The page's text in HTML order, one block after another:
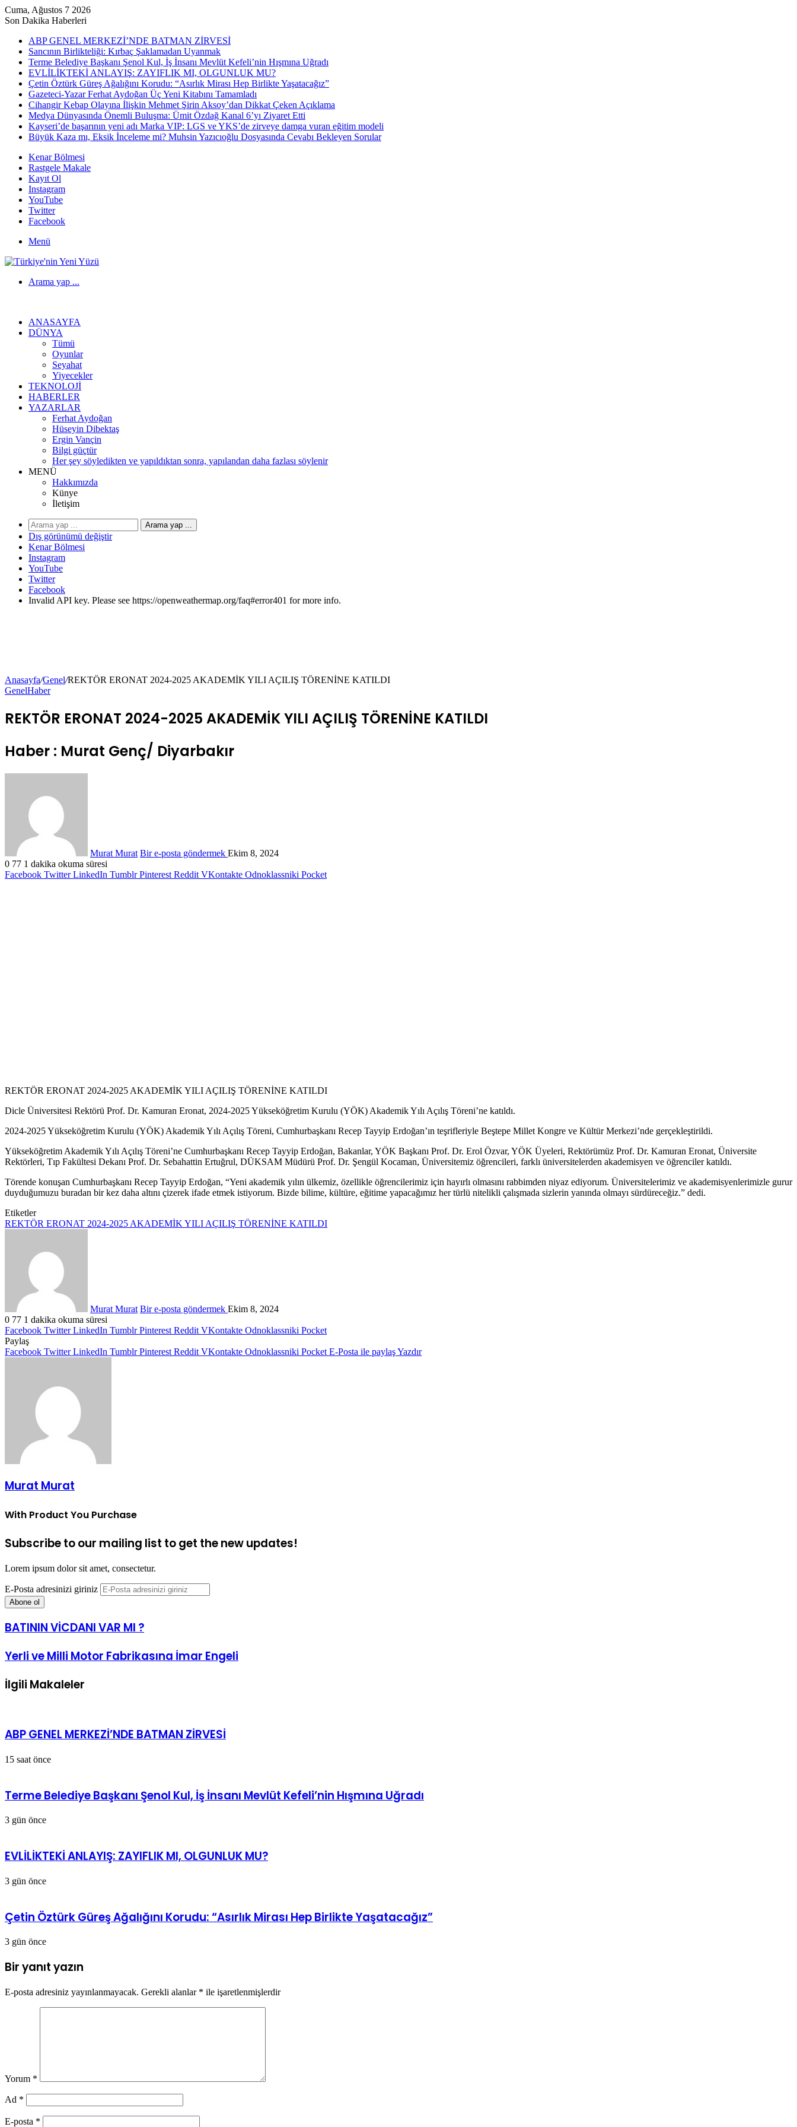
Cuma, Ağustos 7 2026
Son Dakika Haberleri
ABP GENEL MERKEZİ’NDE BATMAN ZİRVESİ
Sancının Birlikteliği: Kırbaç Şaklamadan Uyanmak
Terme Belediye Başkanı Şenol Kul, İş İnsanı Mevlüt Kefeli’nin Hışmına Uğradı
EVLİLİKTEKİ ANLAYIŞ: ZAYIFLIK MI, OLGUNLUK MU?
Çetin Öztürk Güreş Ağalığını Korudu: “Asırlık Mirası Hep Birlikte Yaşatacağız”
Gazeteci-Yazar Ferhat Aydoğan Üç Yeni Kitabını Tamamladı
Cihangir Kebap Olayına İlişkin Mehmet Şirin Aksoy’dan Dikkat Çeken Açıklama
Medya Dünyasında Önemli Buluşma: Ümit Özdağ Kanal 6’yı Ziyaret Etti
Kayseri’de başarının yeni adı Marka VIP: LGS ve YKS’de zirveye damga vuran eğitim modeli
Büyük Kaza mı, Eksik İnceleme mi? Muhsin Yazıcıoğlu Dosyasında Cevabı Bekleyen Sorular
Kenar Bölmesi
Rastgele Makale
Kayıt Ol
Instagram
YouTube
Twitter
Facebook
Menü
Arama yap ...
ANASAYFA
DÜNYA
Tümü
Oyunlar
Seyahat
Yiyecekler
TEKNOLOJI
HABERLER
YAZARLAR
Ferhat Aydoğan
Hüseyin Dibektaş
Ergin Vançin
Bilgi güçtür
Her şey söyledikten ve yapıldıktan sonra, yapılandan daha fazlası söylenir
MENÜ
Hakkımızda
Künye
İletişim
Arama yap ...
Dış görünümü değiştir
Kenar Bölmesi
Instagram
YouTube
Twitter
Facebook
Invalid API key. Please see https://openweathermap.org/faq#error401 for more info.
Anasayfa/Genel/REKTÖR ERONAT 2024-2025 AKADEMİK YILI AÇILIŞ TÖRENİNE KATILDI
GenelHaber
REKTÖR ERONAT 2024-2025 AKADEMİK YILI AÇILIŞ TÖRENİNE KATILDI
Haber : Murat Genç/ Diyarbakır
Murat Murat Bir e-posta göndermek Ekim 8, 2024
0 77 1 dakika okuma süresi
Facebook Twitter LinkedIn Tumblr Pinterest Reddit VKontakte Odnoklassniki Pocket
REKTÖR ERONAT 2024-2025 AKADEMİK YILI AÇILIŞ TÖRENİNE KATILDI
Dicle Üniversitesi Rektörü Prof. Dr. Kamuran Eronat, 2024-2025 Yükseköğretim Kurulu (YÖK) Akademik Yılı Açılış Töreni’ne katıldı.
2024-2025 Yükseköğretim Kurulu (YÖK) Akademik Yılı Açılış Töreni, Cumhurbaşkanı Recep Tayyip Erdoğan’ın teşrifleriyle Beştepe Millet Kongre ve Kültür Merkezi’nde gerçekleştirildi.
Yükseköğretim Akademik Yılı Açılış Töreni’ne Cumhurbaşkanı Recep Tayyip Erdoğan, Bakanlar, YÖK Başkanı Prof. Dr. Erol Özvar, YÖK Üyeleri, Rektörümüz Prof. Dr. Kamuran Eronat, Üniversite
Rektörleri, Tıp Fakültesi Dekanı Prof. Dr. Sebahattin Ertuğrul, DÜKSAM Müdürü Prof. Dr. Şengül Kocaman, Üniversitemiz öğrencileri, farklı üniversitelerden akademisyen ve öğrenciler katıldı.
Törende konuşan Cumhurbaşkanı Recep Tayyip Erdoğan, “Yeni akademik yılın ülkemiz, özellikle öğrencilerimiz için hayırlı olmasını rabbimden niyaz ediyorum. Üniversitelerimiz ve akademisyenlerimizle gurur
duyduğumuzu buradan bir kez daha altını çizerek ifade etmek istiyorum. Bizde bilime, kültüre, eğitime yapacağımız her türlü nitelikli çalışmada sizlerin yanında olmayı sürdüreceğiz.” dedi.
Etiketler
REKTÖR ERONAT 2024-2025 AKADEMİK YILI AÇILIŞ TÖRENİNE KATILDI
Murat Murat Bir e-posta göndermek Ekim 8, 2024
0 77 1 dakika okuma süresi
Facebook Twitter LinkedIn Tumblr Pinterest Reddit VKontakte Odnoklassniki Pocket
Paylaş
Facebook Twitter LinkedIn Tumblr Pinterest Reddit VKontakte Odnoklassniki Pocket E-Posta ile paylaşYazdır
Murat Murat
With Product You Purchase
Subscribe to our mailing list to get the new updates!
Lorem ipsum dolor sit amet, consectetur.
E-Posta adresinizi giriniz
BATININ VİCDANI VAR MI ?
Yerli ve Milli Motor Fabrikasına İmar Engeli
İlgili Makaleler
ABP GENEL MERKEZİ’NDE BATMAN ZİRVESİ
15 saat önce
Terme Belediye Başkanı Şenol Kul, İş İnsanı Mevlüt Kefeli’nin Hışmına Uğradı
3 gün önce
EVLİLİKTEKİ ANLAYIŞ: ZAYIFLIK MI, OLGUNLUK MU?
3 gün önce
Çetin Öztürk Güreş Ağalığını Korudu: “Asırlık Mirası Hep Birlikte Yaşatacağız”
3 gün önce
Bir yanıt yazın
E-posta adresiniz yayınlanmayacak. Gerekli alanlar * ile işaretlenmişlerdir
Yorum *
Ad *
E-posta *